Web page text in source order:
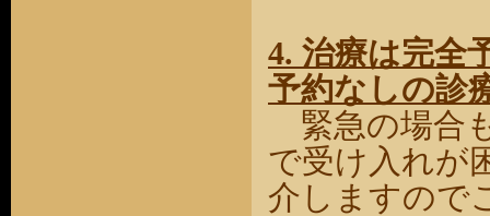
4. 治療は完全
予約なしの診
緊急の場合
で受け入れが
介しますので